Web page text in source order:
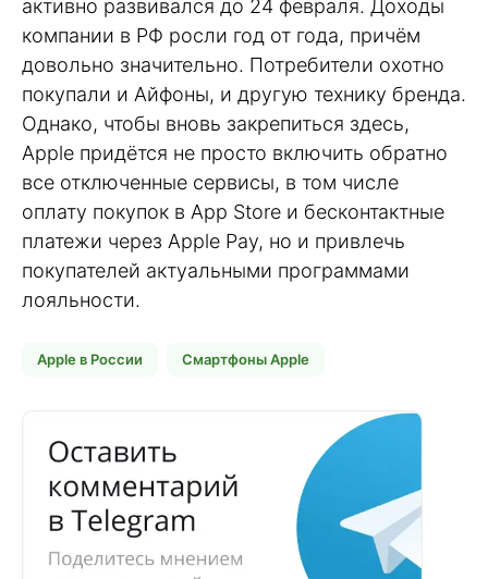
активно развивался до 24 февраля. Доходы
компании в РФ росли год от года, причём
довольно значительно. Потребители охотно
покупали и Айфоны, и другую технику бренда.
Однако, чтобы вновь закрепиться здесь,
Apple придётся не просто включить обратно
все отключенные сервисы, в том числе
оплату покупок в App Store и бесконтактные
платежи через Apple Pay, но и привлечь
покупателей актуальными программами
лояльности.
Apple в России Смартфоны Apple